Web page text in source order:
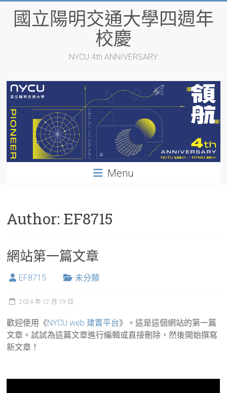
content國立陽明交通大學四週年
校慶
NYCU 4th ANNIVERSARY
Menu
Author: EF8715
網站第一篇文章
EF8715 未分類
2024 年 12 月 19 日
歡迎使用《NYCU web 建置平台》。這是這個網站的第一篇
文章。試試為這篇文章進行編輯或直接刪除，然後開始撰寫
新文章！